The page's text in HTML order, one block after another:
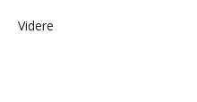
Videre